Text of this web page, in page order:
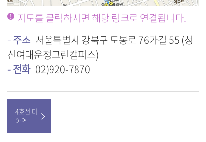
지도를 클릭하시면 해당 링크로 연결됩니다.
- 주소 서울특별시 강북구 도봉로 76가길 55 (성
신여대운정그린캠퍼스)
- 전화 02)920-7870
4호선 미
아역